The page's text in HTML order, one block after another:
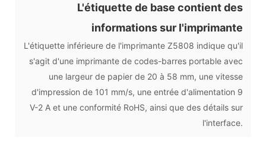
L'étiquette de base contient des
informations sur l'imprimante
L'étiquette inférieure de l'imprimante Z5808 indique qu'il
s'agit d'une imprimante de codes-barres portable avec
une largeur de papier de 20 à 58 mm, une vitesse
d'impression de 101 mm/s, une entrée d'alimentation 9
V-2 A et une conformité RoHS, ainsi que des détails sur
l'interface.